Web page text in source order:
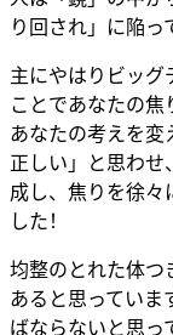
り回され」に陥っ
主にやはりビッグ
ことであなたの焦
あなたの考えを変
正しい」と思わせ
成し、焦りを徐々
した！
均整のとれた体つ
あると思っていま
ばならないと思っ